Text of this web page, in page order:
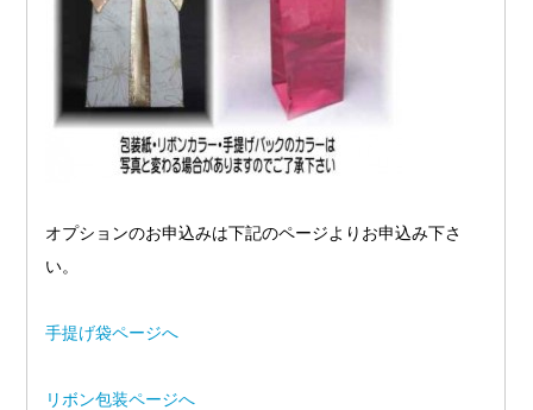
オプションのお申込みは下記のページよりお申込み下さ
い。
手提げ袋ページへ
リボン包装ページへ